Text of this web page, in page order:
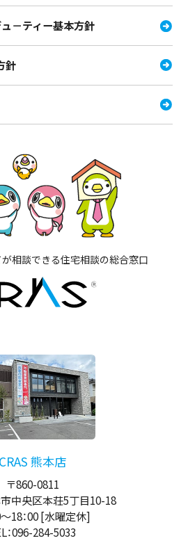
－ティー基本方針
針
相談できる住宅相談の総合窓口
CRAS 熊本店
〒860-0811
中央区本荘5丁目10-18
～18：00[水曜定休]
：096-284-5033